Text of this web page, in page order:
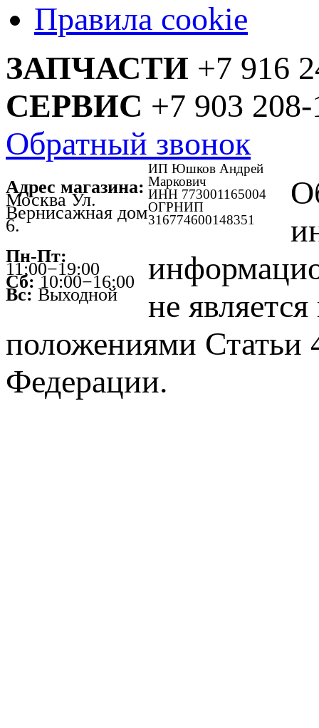
Правила cookie
ЗАПЧАСТИ +7 916
СЕРВИС +7 903
Обратный звонок
Адрес магазина:
Москва Ул.
Вернисажная дом
6.
Пн-Пт:
11:00−19:00
Сб:10:00−16:00
Вс: Выходной
ИП Юшков Андрей
Маркович
ИНН 773001165004
ОГРНИП
316774600148351
не
положениями Статьи
Федерации.